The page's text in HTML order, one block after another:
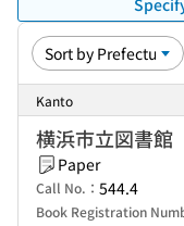
Kanto
横浜市立図書館
Paper
Call No.： 544.4
Book Registration